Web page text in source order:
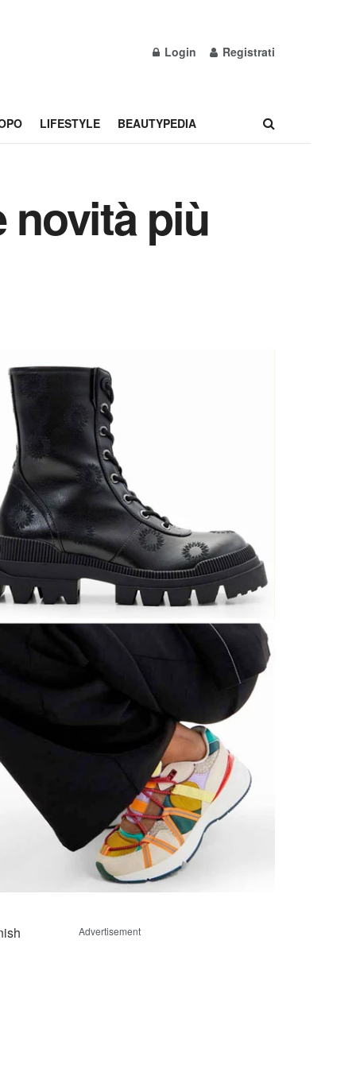
Login Registrati
LIFESTYLE BEAUTYPEDIA
novità più
Advertisement